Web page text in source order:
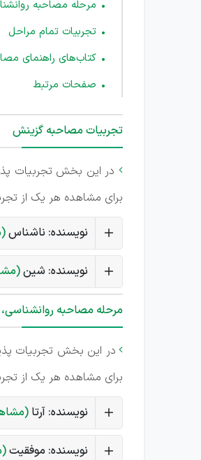
مرحله مصاحبه
تجربیات تمام مراحل
کتاب‌های راهنمای
صفحات مرتبط
تجربیات مصاحبه گزینش
در این بخش تجربیات
برای مشاهده هر یک از
نویسنده: ناشناس
نویسنده: شین
مرحله مصاحبه
 در این بخش تجربیات
برای مشاهده هر یک از
نویسنده: آرتا
نویسنده: موفقیت